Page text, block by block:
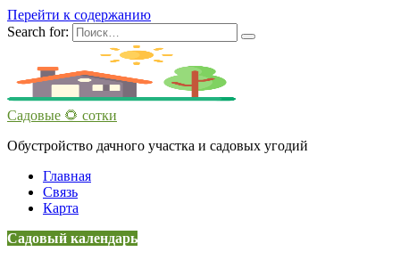
Перейти к содержанию
Search for:
Садовые 🌻 сотки
Обустройство дачного участка и садовых угодий
Главная
Связь
Карта
Садовый календарь